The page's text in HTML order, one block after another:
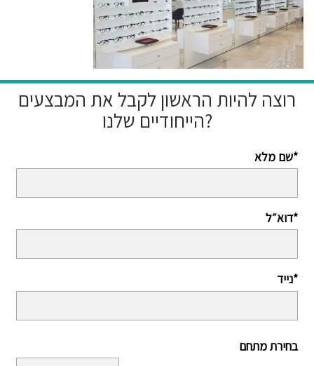
רוצה להיות הראשון לקבל את המבצעים
הייחודיים שלנו?
שם מלא*
דוא״ל*
נייד*
בחירת מתחם